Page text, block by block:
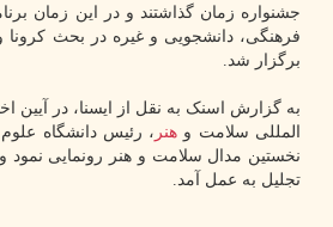
جشنواره زمان گذاشتند و در این زمان
فرهنگی، دانشجویی و غیره در بحث کرونا
برگزار شد.
به گزارش اسنک به نقل از ایسنا، در آیین
المللی سلامت و هنر ، رئیس دانشگاه
نخستین مدال سلامت و هنر رونمایی نمود
تجلیل به عمل آمد.